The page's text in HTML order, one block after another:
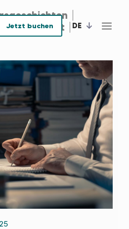
Jetzt buchen DE
Apartment